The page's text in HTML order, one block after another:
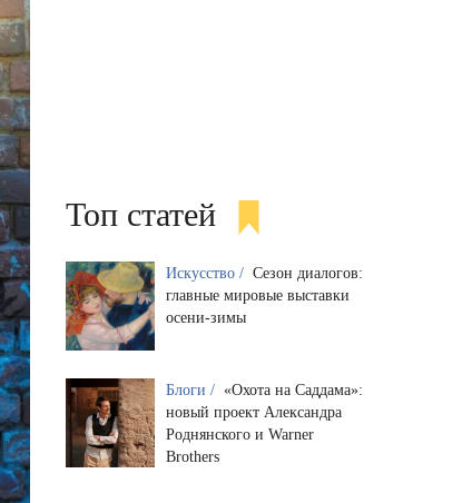
Топ статей
Искусство / Сезон диалогов:
главные мировые выставки
осени-зимы
Блоги / «Охота на Саддама»:
новый проект Александра
Роднянского и Warner
Brothers